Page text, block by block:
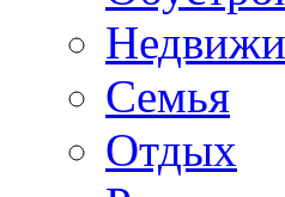
Семья
Отдых